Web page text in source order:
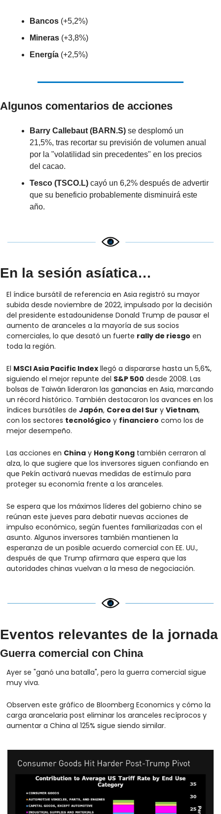
Bancos (+5,2%)
Mineras (+3,8%)
Energía (+2,5%)
Algunos comentarios de acciones
Barry Callebaut (BARN.S) se desplomó un
21,5%, tras recortar su previsión de volumen anual
por la "volatilidad sin precedentes" en los precios
del cacao.
Tesco (TSCO.L) cayó un 6,2% después de advertir
que su beneficio probablemente disminuirá este
año.
En la sesión asíatica…
El índice bursátil de referencia en Asia registró su mayor
subida desde noviembre de 2022, impulsado por la decisión
del presidente estadounidense Donald Trump de pausar el
aumento de aranceles a la mayoría de sus socios
comerciales, lo que desató un fuerte rally de riesgo en
toda la región.
El MSCI Asia Pacific Index llegó a dispararse hasta un 5,6%,
siguiendo el mejor repunte del S&P 500 desde 2008. Las
bolsas de Taiwán lideraron las ganancias en Asia, marcando
un récord histórico. También destacaron los avances en los
índices bursátiles de Japón, Corea del Sur y Vietnam,
con los sectores tecnológico y financiero como los de
mejor desempeño.
Las acciones en China y Hong Kong también cerraron al
alza, lo que sugiere que los inversores siguen confiando en
que Pekín activará nuevas medidas de estímulo para
proteger su economía frente a los aranceles.
Se espera que los máximos líderes del gobierno chino se
reúnan este jueves para debatir nuevas acciones de
impulso económico, según fuentes familiarizadas con el
asunto. Algunos inversores también mantienen la
esperanza de un posible acuerdo comercial con EE. UU.,
después de que Trump afirmara que espera que las
autoridades chinas vuelvan a la mesa de negociación.
Eventos relevantes de la jornada
Guerra comercial con China
Ayer se "ganó una batalla", pero la guerra comercial sigue
muy viva.
Observen este gráfico de Bloomberg Economics y cómo la
carga arancelaria post eliminar los aranceles recíprocos y
aumentar a China al 125% sigue siendo similar.